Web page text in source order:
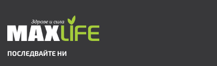
ПОСЛЕДВАЙТЕ НИ